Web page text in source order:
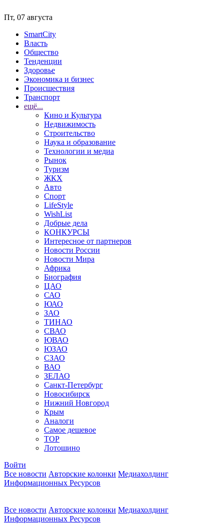
Пт, 07 августа
SmartCity
Власть
Общество
Тенденции
Здоровье
Экономика и бизнес
Происшествия
Транспорт
ещё...
Кино и Культура
Недвижимость
Строительство
Наука и образование
Технологии и медиа
Рынок
Туризм
ЖКХ
Авто
Спорт
LifeStyle
WishList
Добрые дела
КОНКУРСЫ
Интересное от партнеров
Новости России
Новости Мира
Африка
Биография
ЦАО
САО
ЮАО
ЗАО
ТИНАО
СВАО
ЮВАО
ЮЗАО
СЗАО
ВАО
ЗЕЛАО
Санкт-Петербург
Новосибирск
Нижний Новгород
Крым
Аналоги
Самое дешевое
TOP
Лотошино
Войти
Все новости Авторские колонки Медиахолдинг
Информационных Ресурсов
Все новости Авторские колонки Медиахолдинг
Информационных Ресурсов